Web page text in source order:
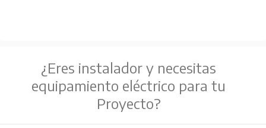
¿Eres instalador y necesitas
equipamiento eléctrico para tu
Proyecto?